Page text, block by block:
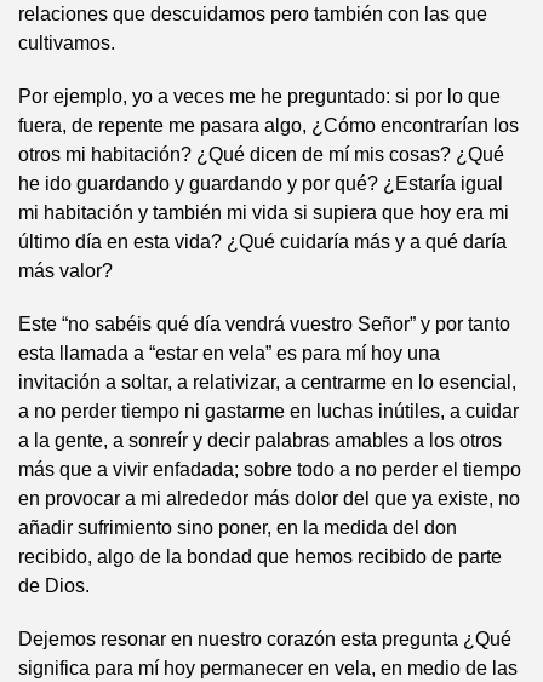
relaciones que descuidamos pero también con las que
cultivamos.
Por ejemplo, yo a veces me he preguntado: si por lo que
fuera, de repente me pasara algo, ¿Cómo encontrarían los
otros mi habitación? ¿Qué dicen de mí mis cosas? ¿Qué
he ido guardando y guardando y por qué? ¿Estaría igual
mi habitación y también mi vida si supiera que hoy era mi
último día en esta vida? ¿Qué cuidaría más y a qué daría
más valor?
Este “no sabéis qué día vendrá vuestro Señor” y por tanto
esta llamada a “estar en vela” es para mí hoy una
invitación a soltar, a relativizar, a centrarme en lo esencial,
a no perder tiempo ni gastarme en luchas inútiles, a cuidar
a la gente, a sonreír y decir palabras amables a los otros
más que a vivir enfadada; sobre todo a no perder el tiempo
en provocar a mi alrededor más dolor del que ya existe, no
añadir sufrimiento sino poner, en la medida del don
recibido, algo de la bondad que hemos recibido de parte
de Dios.
Dejemos resonar en nuestro corazón esta pregunta ¿Qué
significa para mí hoy permanecer en vela, en medio de las